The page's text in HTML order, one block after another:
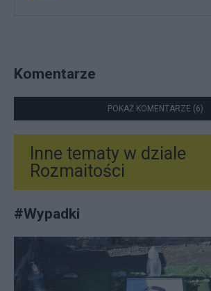
Komentarze
POKAŻ KOMENTARZE (6)
Inne tematy w dziale
Rozmaitości
#Wypadki